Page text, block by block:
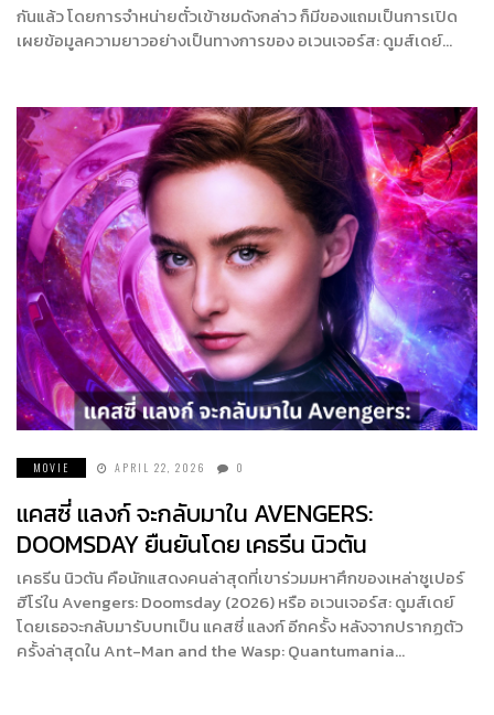
กันแล้ว โดยการจำหน่ายตั๋วเข้าชมดังกล่าว ก็มีของแถมเป็นการเปิด
เผยข้อมูลความยาวอย่างเป็นทางการของ อเวนเจอร์ส: ดูมส์เดย์…
MOVIE APRIL 22, 2026 0
แคสซี่ แลงก์ จะกลับมาใน AVENGERS:
DOOMSDAY ยืนยันโดย เคธรีน นิวตัน
เคธรีน นิวตัน คือนักแสดงคนล่าสุดที่เขาร่วมมหาศึกของเหล่าซูเปอร์
ฮีโร่ใน Avengers: Doomsday (2026) หรือ อเวนเจอร์ส: ดูมส์เดย์
โดยเธอจะกลับมารับบทเป็น แคสซี่ แลงก์ อีกครั้ง หลังจากปรากฏตัว
ครั้งล่าสุดใน Ant-Man and the Wasp: Quantumania…